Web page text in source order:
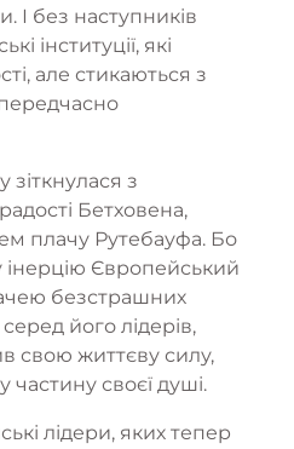
І без наступників
інституції, які
але стикаються з
з
Бетховена,
плачу Рутебауфа. Бо
Європейський
безстрашних
його лідерів,
свою життєву силу,
частину своєї душі.
лідери, яких тепер